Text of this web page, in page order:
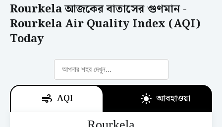
Rourkela আজকের বাতাসের গুণমান -
Rourkela Air Quality Index (AQI)
Today
AQI
আবহাওয়া